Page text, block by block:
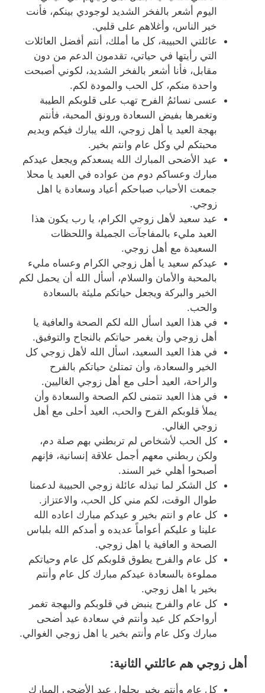
اليوم أشعر بالفخر الشديد لوجودي بينكم، فأنت
خير الناس، وأغلاهم على قلبي.
عائلتي الحبيبة، كل ما أملك، أنتم أفضل العائلات
التي رأيتها في حياتي، تقدمون الدعم من دون
مقابل، فأنا أشعر بالفخر الشديد، لكوني أصبحت
واحدة منكم، كل الحب والمودة لكم.
عسى نسائمُ الفرح تهب على قلوبكم الطيبة
وتغمرها بفيض السعادة ورونق المحبة، فأنتم
بهجة العيد يا أهل زوجي، الله يبارك فيكم ويديم
محبتكم لي وكل عام وانتم بخير.
عيد الأضحى المبارك الله يسعدكم ويجعل عيدكم
مبارك وعساكم دوم من عواده في العيد يا محلا
جمعت الأحباب صباحكم أعياد وسعادة يا اهل
زوجي.
عيد سعيد لأهل زوجي الكرام، يا رب يكون هذا
العيد مليء بالمفاجآت الجميلة واللحظات
السعيدة مع أهل زوجي.
عيدكم سعيد يا أهل زوجي الكرام وعساه مليء
بالمحبة والأمان والسلام، أسأل الله أن يحمل لكم
الخير والبركة ويجعل حياتكم مليئة بالسعادة
والحب.
في هذا العيد اسأل الله لكم الصحة والعافية يا
أهل زوجي وأن يغمر حياتكم بالنجاح والتوفيق.
في هذا العيد السعيد، اسأل الله لأهل زوجي كل
الخير والسعادة، وأن تمتلئ حياتكم بالفرح
والراحة، العيد أحلى مع أهل زوجي الغاليين.
في هذا العيد نتمنى لكم الصحة والسعادة وأن
يملأ قلوبكم الفرح والحب، العيد أحلى مع أهل
زوجي الغالي.
كل الحب لأشخاص لم تربطني بهم صلة دم،
ولكن ربطني معهم أجمل علاقة إنسانية، فإنهم
أصبحوا أهلي خير السند.
كل الشكر لما تبذله عائلة زوجي الحبيبة لدعمنا
طوال الوقت، لكم مني كل الحب، والاعتزاز.
كل عام و انتم بخير و عيدكم مبارك اعاده الله
علينا و عليكم أعواماً عديده و أمدكم الله بلباس
الصحة و العافية يا اهل زوجي.
كل عام والفرح يطوق قلوبكم كل عام وحياتكم
مملوءة بالسعادة عيدكم مبارك كل عام وأنتم
بخير يا اهل زوجي.
كل عام والفرح ينبض في قلوبكم والبهجة تغمر
أرواحكم كل عيد وأنتم في سعادة عيد أضحى
مبارك وكل عام وأنتم بخير يا اهل زوجي الغوالي.
أهل زوجي هم عائلتي الثانية:
كل عام وأنتم بخير بحلول عيد الأضحى المبارك